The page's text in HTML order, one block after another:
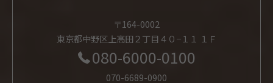
〒164-0002
東京都中野区上高田２丁目４０−１１ １Ｆ
080-6000-0100
070-6689-0900